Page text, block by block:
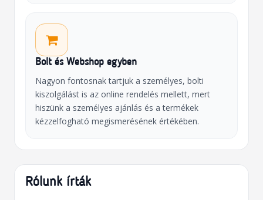
Bolt és Webshop egyben
Nagyon fontosnak tartjuk a személyes, bolti
kiszolgálást is az online rendelés mellett, mert
hiszünk a személyes ajánlás és a termékek
kézzelfogható megismerésének értékében.
Rólunk írták